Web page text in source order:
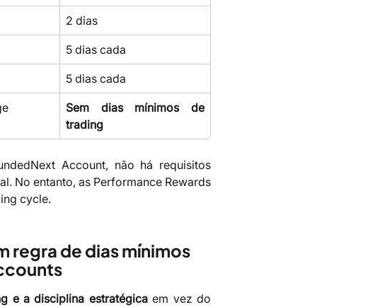
2 dias
5 dias cada
5 dias cada
Sem dias mínimos de
trading
Account, não há requisitos
No entanto, as Performance Rewards
cycle.
regra de dias mínimos
e a disciplina estratégicaem vez do